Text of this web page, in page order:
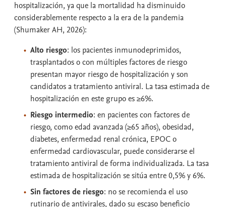
hospitalización, ya que la mortalidad ha disminuido
considerablemente respecto a la era de la pandemia
(Shumaker AH, 2026):
Alto riesgo: los pacientes inmunodeprimidos,
trasplantados o con múltiples factores de riesgo
presentan mayor riesgo de hospitalización y son
candidatos a tratamiento antiviral. La tasa estimada de
hospitalización en este grupo es ≥6%.
Riesgo intermedio: en pacientes con factores de
riesgo, como edad avanzada (≥65 años), obesidad,
diabetes, enfermedad renal crónica, EPOC o
enfermedad cardiovascular, puede considerarse el
tratamiento antiviral de forma individualizada. La tasa
estimada de hospitalización se sitúa entre 0,5% y 6%.
Sin factores de riesgo: no se recomienda el uso
rutinario de antivirales, dado su escaso beneficio